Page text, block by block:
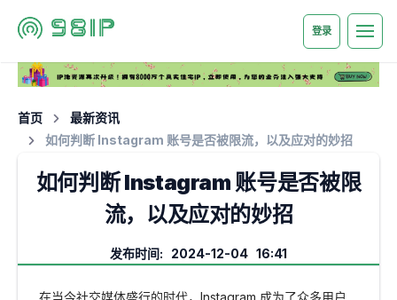
登录
首页
最新资讯
如何判断 Instagram 账号是否被限流，以及应对的妙招
如何判断 Instagram 账号是否被限
流，以及应对的妙招
发布时间: 2024-12-04 16:41